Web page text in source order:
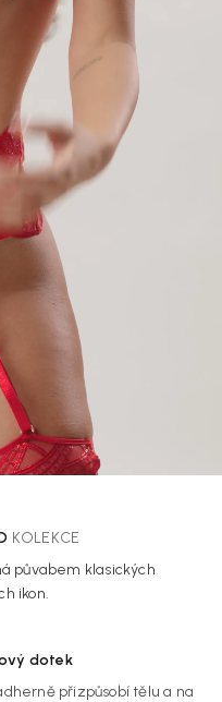
KOLEKCE
půvabem klasických
ikon.
dotek
přizpůsobí tělu a na